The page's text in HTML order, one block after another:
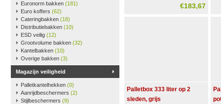
Euronorm bakken (181)
Euro koffers (62)
Cateringbakken (18)
Distributiebakken (10)
ESD veilig (12)
Grootvolume bakken (32)
Kantelbakken (10)
Overige bakken (3)
Magazijn veiligheid
Palletkantelhekken (0)
Aanrijdbeschermers (2)
Stijlbeschermers (9)
€183,67
Palletbox 333 liter op 2
sleden, grijs